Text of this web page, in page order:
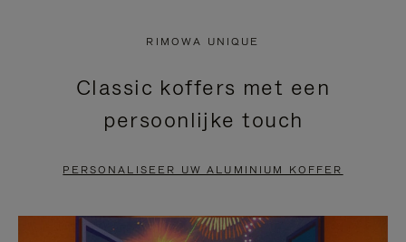
DRUK
OM
PAUZEREN
VIDEO
IS
UITGESCHAKELD.
HIER
RIMOWA UNIQUE
Classic koffers met een
persoonlijke touch
PERSONALISEER UW ALUMINIUM KOFFER